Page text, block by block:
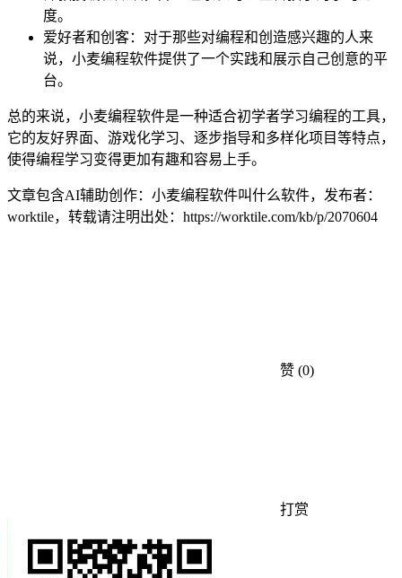
度。
爱好者和创客：对于那些对编程和创造感兴趣的人来
说，小麦编程软件提供了一个实践和展示自己创意的平
台。
总的来说，小麦编程软件是一种适合初学者学习编程的工具，
它的友好界面、游戏化学习、逐步指导和多样化项目等特点，
使得编程学习变得更加有趣和容易上手。
文章包含AI辅助创作：小麦编程软件叫什么软件，发布者：
worktile，转载请注明出处： https://worktile.com/kb/p/2070604
赞 (0)
打赏